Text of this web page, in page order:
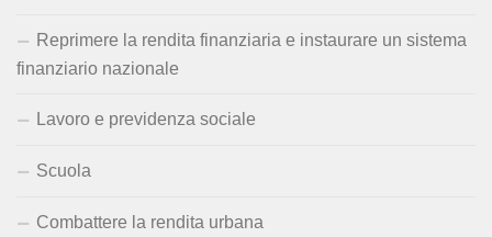
Reprimere la rendita finanziaria e instaurare un sistema
finanziario nazionale
Lavoro e previdenza sociale
Scuola
Combattere la rendita urbana